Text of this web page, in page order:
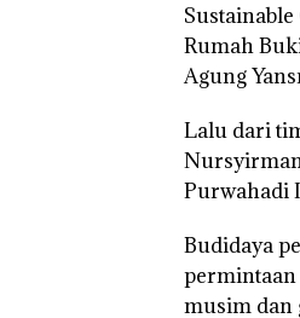
Rumah
Agung
Lalu dari
Purwahadi
Budidaya
permintaan
musim dan